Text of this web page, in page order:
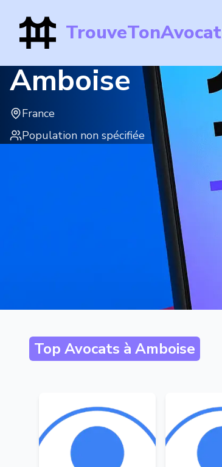
TrouveTonAvocat
Amboise
France
Population non spécifiée
Top Avocats à Amboise